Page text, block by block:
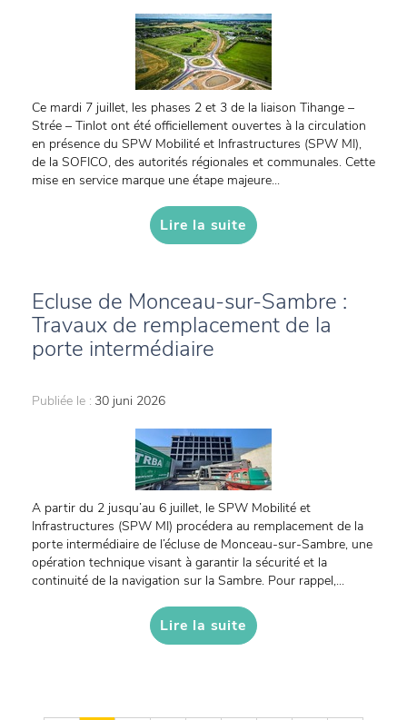
Ce mardi 7 juillet, les phases 2 et 3 de la liaison Tihange –
Strée – Tinlot ont été officiellement ouvertes à la circulation
en présence du SPW Mobilité et Infrastructures (SPW MI),
de la SOFICO, des autorités régionales et communales. Cette
mise en service marque une étape majeure...
Lire la suite
Ecluse de Monceau-sur-Sambre :
Travaux de remplacement de la
porte intermédiaire
Publiée le : 30 juni 2026
A partir du 2 jusqu’au 6 juillet, le SPW Mobilité et
Infrastructures (SPW MI) procédera au remplacement de la
porte intermédiaire de l’écluse de Monceau-sur-Sambre, une
opération technique visant à garantir la sécurité et la
continuité de la navigation sur la Sambre. Pour rappel,...
Lire la suite